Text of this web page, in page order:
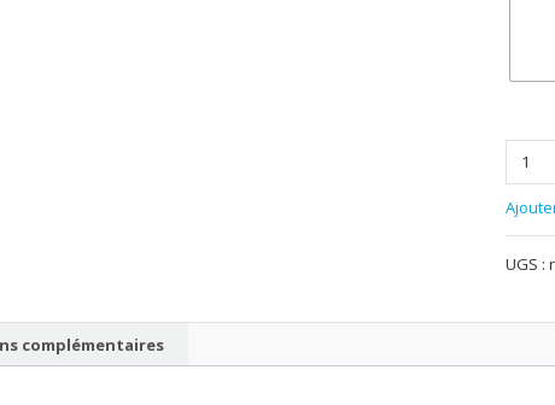
quantité
de
Rouge-
gorge
UGS :
complémentaires